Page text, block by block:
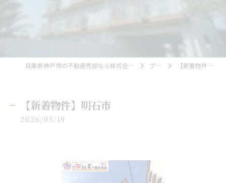
兵庫県神戸市の不動産売却なら株式会社Wing不動産流通 ブログ 【新着物件】明石市
【新着物件】明石市
2026/03/19